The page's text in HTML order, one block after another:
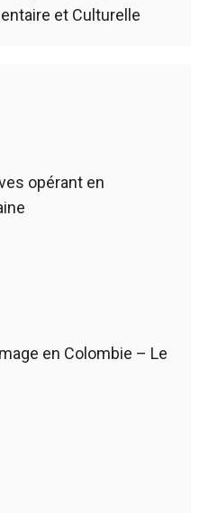
et Culturelle
opérant en
en Colombie – Le